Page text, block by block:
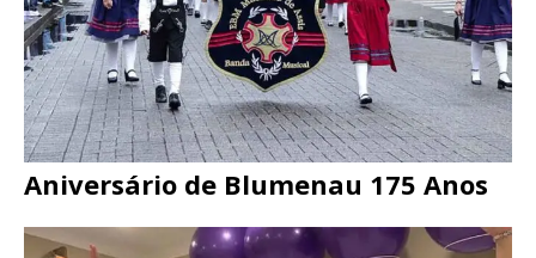
Aniversário de Blumenau 175 Anos